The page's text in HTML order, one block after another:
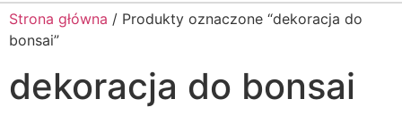
Strona główna / Produkty oznaczone “dekoracja do
bonsai”
dekoracja do bonsai